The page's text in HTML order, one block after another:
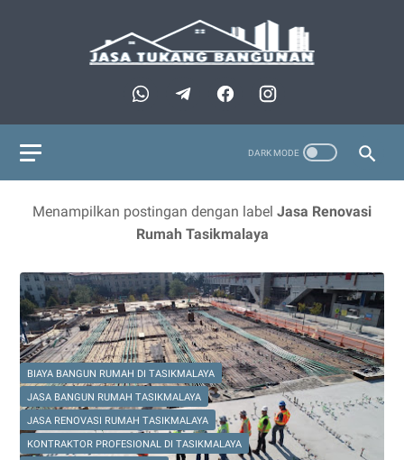
Menampilkan postingan dengan label Jasa Renovasi
Rumah Tasikmalaya
BIAYA BANGUN RUMAH DI TASIKMALAYA
JASA BANGUN RUMAH TASIKMALAYA
JASA RENOVASI RUMAH TASIKMALAYA
KONTRAKTOR PROFESIONAL DI TASIKMALAYA